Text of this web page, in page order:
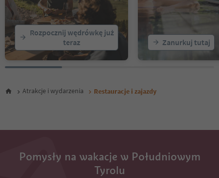
21
22
23
24
25
26
Rozpocznij wędrówkę już
teraz
Zanurkuj tutaj
Atrakcje i wydarzenia Restauracje i zajazdy
Pomysły na wakacje w Południowym
Tyrolu